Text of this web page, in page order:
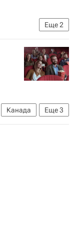
Еще2
Еще3
Канада